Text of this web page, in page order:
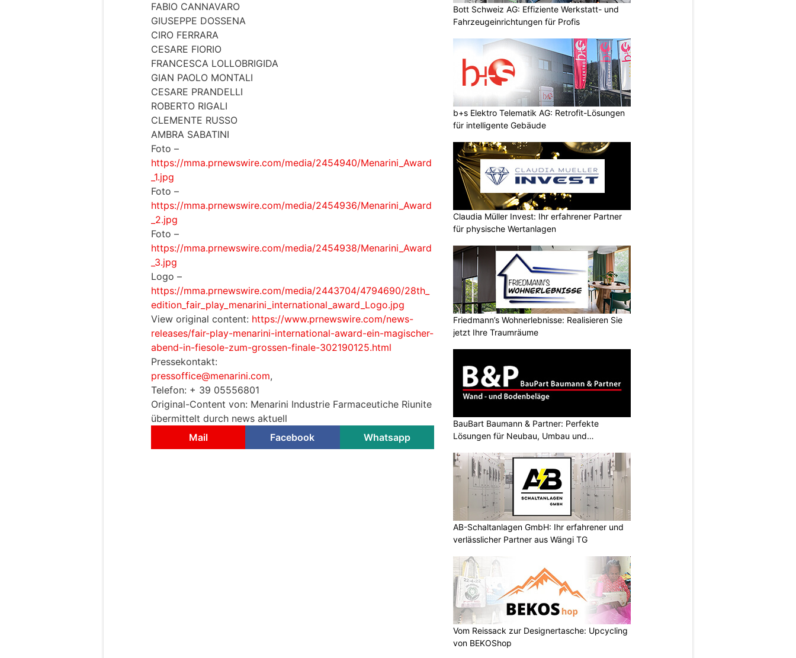
FABIO CANNAVARO
GIUSEPPE DOSSENA
CIRO FERRARA
CESARE FIORIO
FRANCESCA LOLLOBRIGIDA
GIAN PAOLO MONTALI
CESARE PRANDELLI
ROBERTO RIGALI
CLEMENTE RUSSO
AMBRA SABATINI
Foto –
https://mma.prnewswire.com/media/2454940/Menarini_Award
_1.jpg
Foto –
https://mma.prnewswire.com/media/2454936/Menarini_Award
_2.jpg
Foto –
https://mma.prnewswire.com/media/2454938/Menarini_Award
_3.jpg
Logo –
https://mma.prnewswire.com/media/2443704/4794690/28th_
edition_fair_play_menarini_international_award_Logo.jpg
View original content: https://www.prnewswire.com/news-
releases/fair-play-menarini-international-award-ein-magischer-
abend-in-fiesole-zum-grossen-finale-302190125.html
Pressekontakt:
pressoffice@menarini.com,
Telefon: + 39 05556801
Original-Content von: Menarini Industrie Farmaceutiche Riunite
übermittelt durch news aktuell
Mail
Facebook Whatsapp
Bott Schweiz AG: Effiziente Werkstatt- und
Fahrzeugeinrichtungen für Profis
b+s Elektro Telematik AG: Retrofit-Lösungen
für intelligente Gebäude
Claudia Müller Invest: Ihr erfahrener Partner
für physische Wertanlagen
Friedmann’s Wohnerlebnisse: Realisieren Sie
jetzt Ihre Traumräume
BauBart Baumann & Partner: Perfekte
Lösungen für Neubau, Umbau und
AB-Schaltanlagen GmbH: Ihr erfahrener und
verlässlicher Partner aus Wängi TG
Vom Reissack zur Designertasche: Upcycling
von BEKOShop